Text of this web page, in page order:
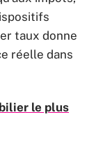
taux donne
réelle dans
le plus